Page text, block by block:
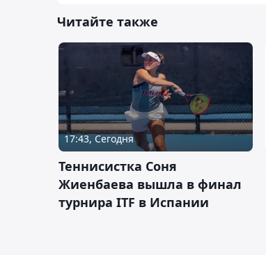
Читайте также
17:43, Сегодня
Теннисистка Соня
Жиенбаева вышла в финал
турнира ITF в Испании